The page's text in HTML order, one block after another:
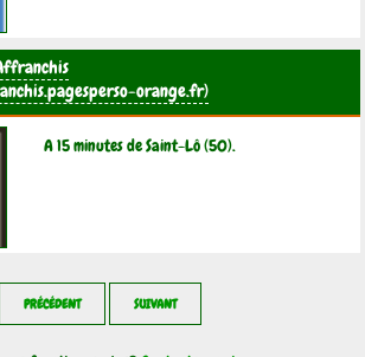
A 15 minutes de Saint-Lô (50).
PRÉCÉDENT SUIVANT